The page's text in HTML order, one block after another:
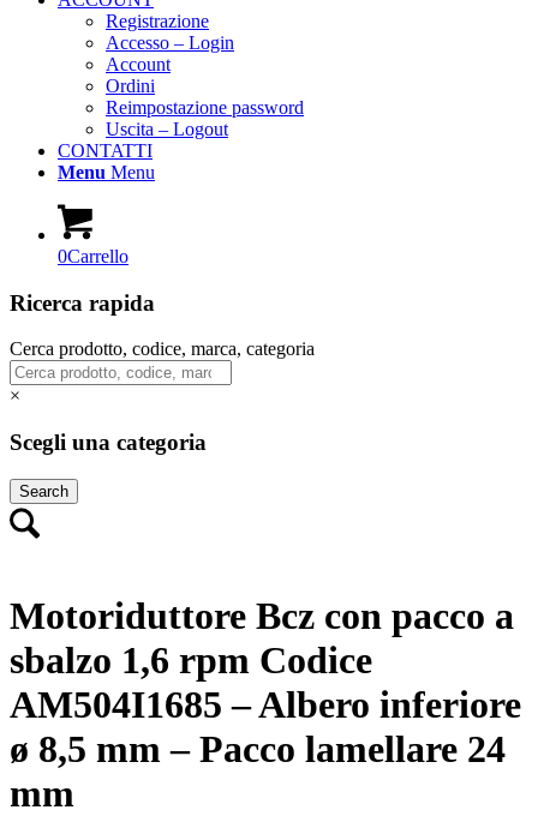
Registrazione
Accesso – Login
Account
Ordini
Reimpostazione password
Uscita – Logout
CONTATTI
Menu Menu
0Carrello
Ricerca rapida
Cerca prodotto, codice, marca, categoria
×
Scegli una categoria
Search
Motoriduttore Bcz con pacco a
sbalzo 1,6 rpm Codice
AM504I1685 – Albero inferiore
ø 8,5 mm – Pacco lamellare 24
mm